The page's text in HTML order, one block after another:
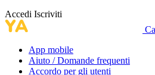
Accedi Iscriviti
App mobile
Aiuto / Domande frequenti
Accordo per gli utenti